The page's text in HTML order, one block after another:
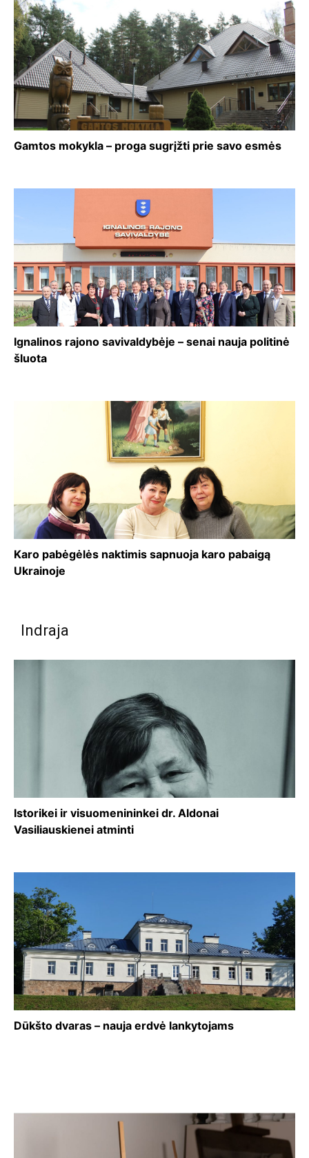
Gamtos mokykla – proga sugrįžti prie savo esmės
Ignalinos rajono savivaldybėje – senai nauja politinė
šluota
Karo pabėgėlės naktimis sapnuoja karo pabaigą
Ukrainoje
Indraja
Istorikei ir visuomenininkei dr. Aldonai
Vasiliauskienei atminti
Dūkšto dvaras – nauja erdvė lankytojams